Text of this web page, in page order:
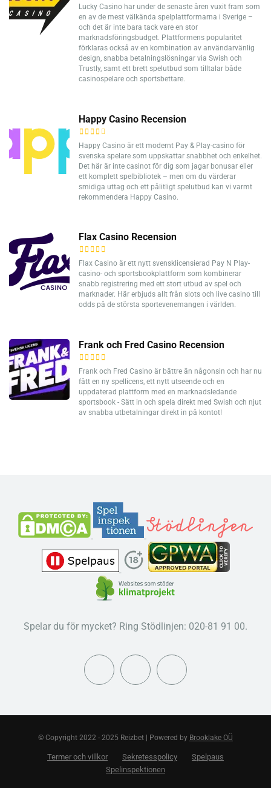
Lucky Casino har under de senaste åren vuxit fram som
en av de mest välkända spelplattformarna i Sverige –
och det är inte bara tack vare en stor
marknadsföringsbudget. Plattformens popularitet
förklaras också av en kombination av användarvänlig
design, snabba betalningslösningar via Swish och
Trustly, samt ett brett spelutbud som tilltalar både
casinospelare och sportsbettare.
Happy Casino Recension
Happy Casino är ett modernt Pay & Play-casino för
svenska spelare som uppskattar snabbhet och enkelhet.
Det här är inte casinot för dig som jagar bonusar eller
ett komplett spelbibliotek – men om du värderar
smidiga uttag och ett pålitligt spelutbud kan vi varmt
rekommendera Happy Casino.
Flax Casino Recension
Flax Casino är ett nytt svensklicensierad Pay N Play-
casino- och sportsbookplattform som kombinerar
snabb registrering med ett stort utbud av spel och
marknader. Här erbjuds allt från slots och live casino till
odds på de största sportevenemangen i världen.
Frank och Fred Casino Recension
Frank och Fred Casino är bättre än någonsin och har nu
fått en ny spellicens, ett nytt utseende och en
uppdaterad plattform med en marknadsledande
sportsbook - Sätt in och spela direkt med Swish och njut
av snabba utbetalningar direkt in på kontot!
Spelar du för mycket? Ring Stödlinjen: 020-81 91 00.
© Copyright 2022 - 2025 Reizbet | Powered by Brooklake OÜ
Termer och villkor Sekretesspolicy
Spelpaus
Spelinspektionen